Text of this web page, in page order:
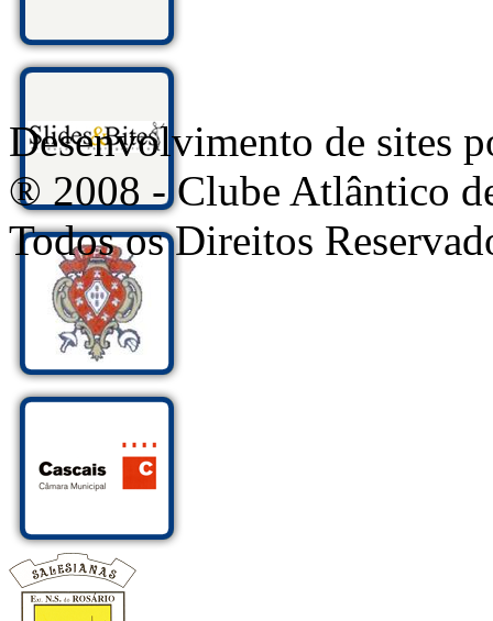
Desenvolvimento de sites
® 2008 - Clube Atlântico
Todos os Direitos